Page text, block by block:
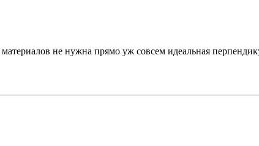
не нужна прямо уж совсем идеальная